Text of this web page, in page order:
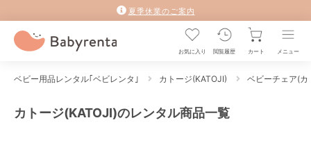
夏季休業のご案内
お気に入り 閲覧履歴 カート メニュー
ベビー用品レンタル｢ベビレンタ｣ カトージ(KATOJI) ベビーチェア(カ
カトージ(KATOJI)のレンタル商品一覧